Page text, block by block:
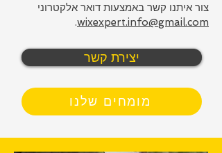
צור איתנו קשר באמצעות דואר אלקטרוני
wixexpert.info@gmail.com
.
יצירת קשר
מומחים שלנו